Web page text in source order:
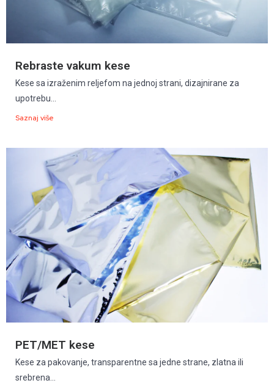
Rebraste vakum kese
Kese sa izraženim reljefom na jednoj strani, dizajnirane za
upotrebu...
Saznaj više
PET/MET kese
Kese za pakovanje, transparentne sa jedne strane, zlatna ili
srebrena...